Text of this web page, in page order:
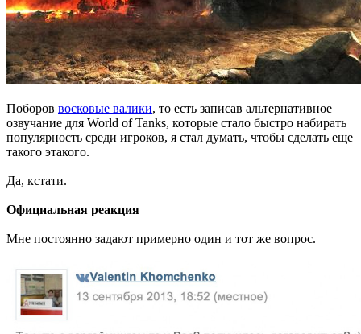
Поборов восковые валики, то есть записав альтернативное
озвучание для World of Tanks, которые стало быстро набирать
популярность среди игроков, я стал думать, чтобы сделать еще
такого этакого.
Да, кстати.
Официальная реакция
Мне постоянно задают примерно один и тот же вопрос.